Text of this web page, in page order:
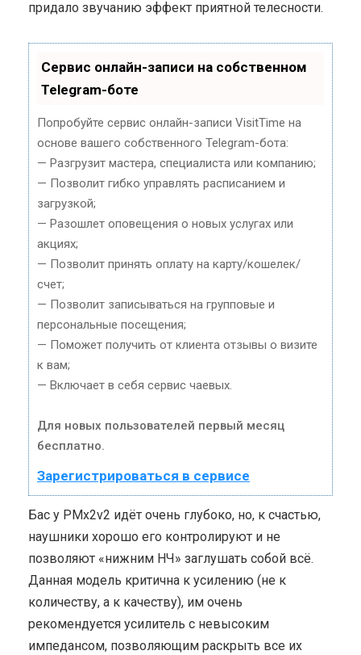
придало звучанию эффект приятной телесности.
Сервис онлайн-записи на собственном
Telegram-боте
Попробуйте сервис онлайн-записи VisitTime на
основе вашего собственного Telegram-бота:
— Разгрузит мастера, специалиста или компанию;
— Позволит гибко управлять расписанием и
загрузкой;
— Разошлет оповещения о новых услугах или
акциях;
— Позволит принять оплату на карту/кошелек/
счет;
— Позволит записываться на групповые и
персональные посещения;
— Поможет получить от клиента отзывы о визите
к вам;
— Включает в себя сервис чаевых.
Для новых пользователей первый месяц
бесплатно.
Зарегистрироваться в сервисе
Бас у PMx2v2 идёт очень глубоко, но, к счастью,
наушники хорошо его контролируют и не
позволяют «нижним НЧ» заглушать собой всё.
Данная модель критична к усилению (не к
количеству, а к качеству), им очень
рекомендуется усилитель с невысоким
импедансом, позволяющим раскрыть все их